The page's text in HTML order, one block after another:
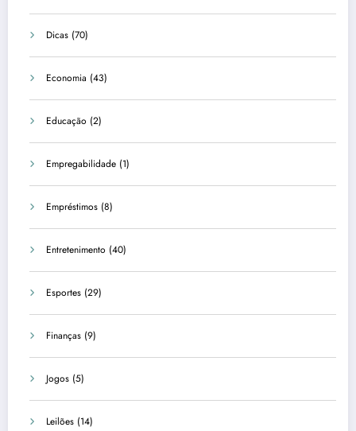
Dicas (70)
Economia (43)
Educação (2)
Empregabilidade (1)
Empréstimos (8)
Entretenimento (40)
Esportes (29)
Finanças (9)
Jogos (5)
Leilões (14)